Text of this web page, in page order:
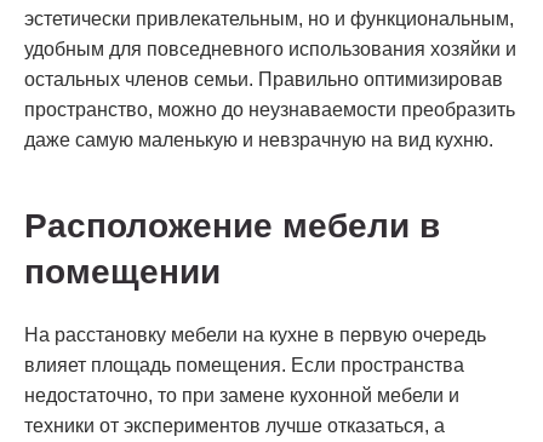
эстетически привлекательным, но и функциональным,
удобным для повседневного использования хозяйки и
остальных членов семьи. Правильно оптимизировав
пространство, можно до неузнаваемости преобразить
даже самую маленькую и невзрачную на вид кухню.
Расположение мебели в
помещении
На расстановку мебели на кухне в первую очередь
влияет площадь помещения. Если пространства
недостаточно, то при замене кухонной мебели и
техники от экспериментов лучше отказаться, а